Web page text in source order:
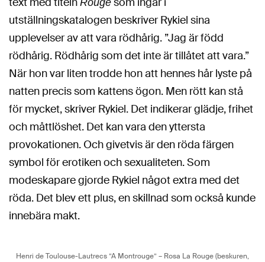
Rouge
utställningskatalogen beskriver Rykiel sina
upplevelser av att vara rödhårig. ”Jag är född
rödhårig. Rödhårig som det inte är tillåtet att vara.”
När hon var liten trodde hon att hennes hår lyste på
natten precis som kattens ögon. Men rött kan stå
för mycket, skriver Rykiel. Det indikerar glädje, frihet
och måttlöshet. Det kan vara den yttersta
provokationen. Och givetvis är den röda färgen
symbol för erotiken och sexualiteten. Som
modeskapare gjorde Rykiel något extra med det
röda. Det blev ett plus, en skillnad som också kunde
innebära makt.
Henri de Toulouse-Lautrecs ”A Montrouge” – Rosa La Rouge (beskuren,